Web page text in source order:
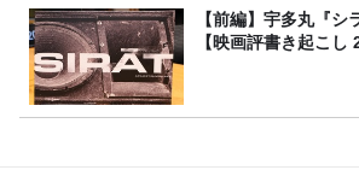
【前編】宇多丸『シ
【映画評書き起こし